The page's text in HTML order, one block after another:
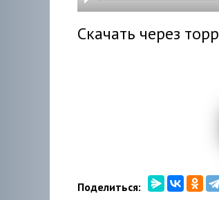
Скачать через
Поделиться: